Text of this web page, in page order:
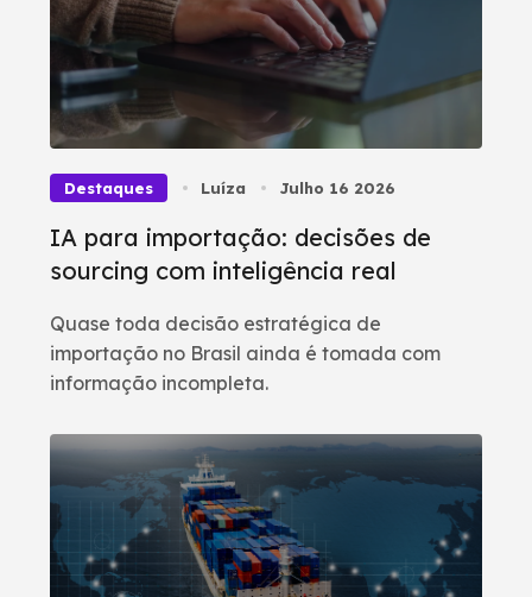
Destaques Luíza Julho 16 2026
IA para importação: decisões de
sourcing com inteligência real
Quase toda decisão estratégica de
importação no Brasil ainda é tomada com
informação incompleta.